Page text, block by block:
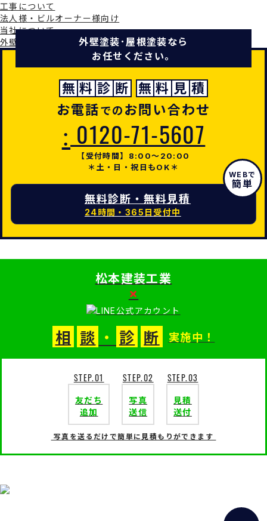
工事について
法人様・ビルオーナー様向け
当社について
外壁塗装のタイミング・劣化症状について
外壁塗装･屋根塗装なら
お任せください。
無 料 診 断 無 料 見 積
お電話での お問い合わせ
: 0120-71-5607
【受付時間】8:00～20:00
＊土・日・祝日もOK＊
WEBで
簡単
無料診断・無料見積
24時間・365日受付中
松本建装工業
×
相 談 ・ 診 断 実施中！
STEP.01
友だち
追加
STEP.02
写真
送信
STEP.03
見積
送付
写真を送るだけで簡単に見積もりができます